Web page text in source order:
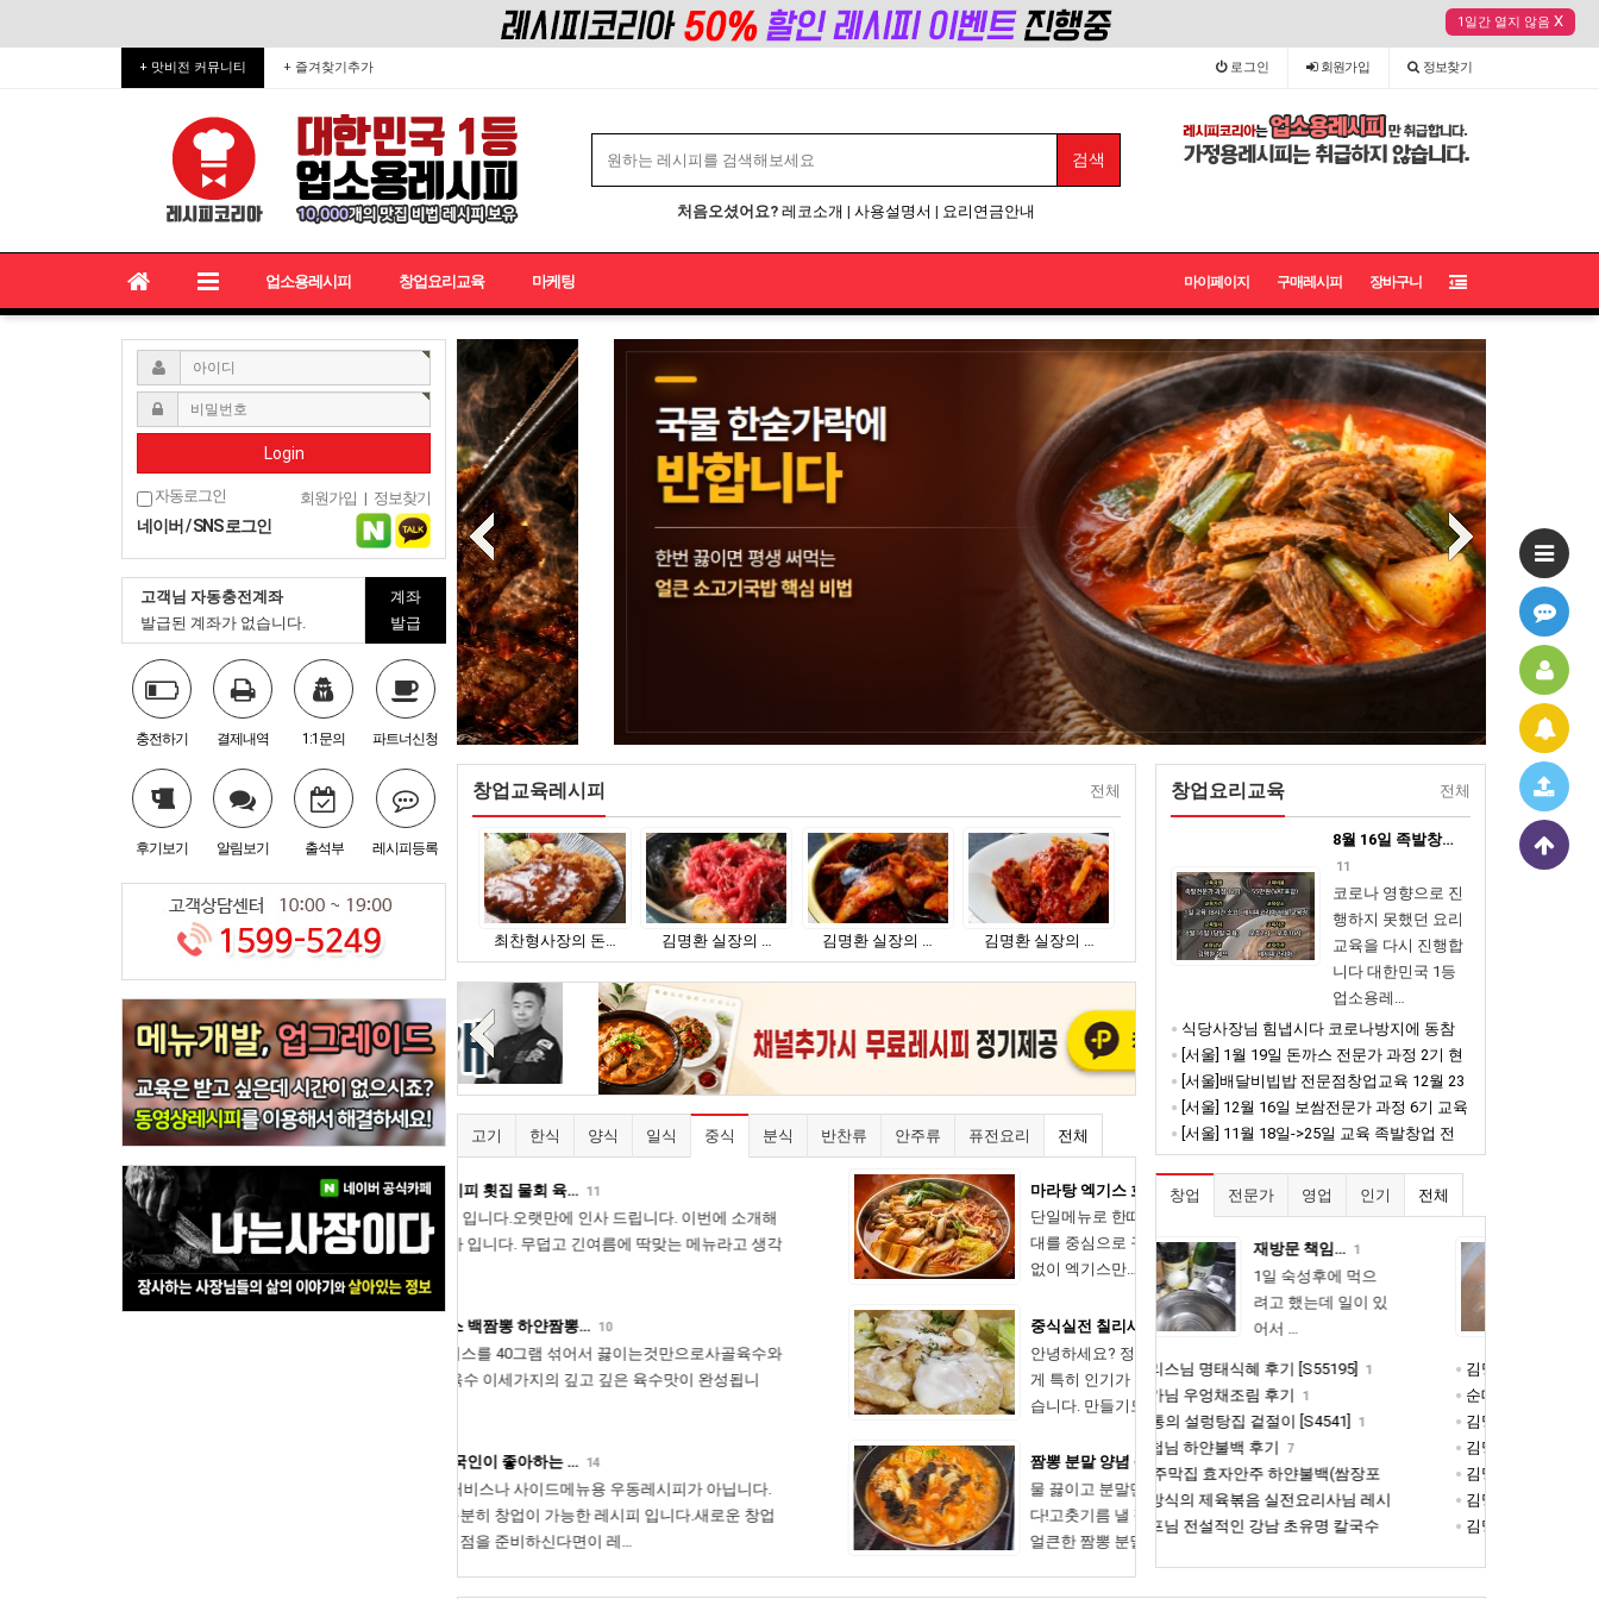
업소용레시피·식당레시피 전문 레시피코리아 | 레시피연구소 소스개발·소스카피·배
1일간 열지 않음 X
+ 맛비전 커뮤니티 + 즐겨찾기추가 로그인 회원가입 정보찾기
처음오셨어요? 레코소개 | 사용설명서 | 요리연금안내
마이페이지 구매레시피 장바구니
업소용레시피 창업요리교육 마케팅
Login
자동로그인 회원가입 | 정보찾기
네이버 / SNS 로그인
고객님 자동충전계좌
발급된 계좌가 없습니다.
계좌
발급
충전하기 결제내역 1:1문의 파트너신청
후기보기 알림보기 출석부 레시피등록
창업교육레시피 전체
김명환 실장의 … 김명환 실장의 … 김명환 실장의 … 김명환 실장의 … 김명환 실장의 … 정보철의 이자카…
고기 한식 양식 일식 중식 분식 반찬류 안주류 퓨전요리 전체
회소바 레시피 횟집 물회 육…
~ 밥쟁이 입니다.오랫만에 인사 드립니다. 이번에 소개해
물회소바 입니다. 무덥고 긴여름에 딱맞는 메뉴라고 생각
마라탕 엑기스 호불호 없는 마라탕을 …
단일메뉴로 한때 큰 붐을 일으켰던 마라탕은 지금도 10~20대 젊은 세
대를 중심으로 꾸준히 사랑받는 메뉴입니다. 이 레시피는 복잡한 공정
중식실전 칠리새우와 레몬크림새우 소스… 4
안녕하세요? 정셰프입니다.오늘은 중식메뉴 중에서도 여성분들에
게 특히 인기가 많은 칠리새우와 레몬크림새우 소스를 소개해드리겠
짬뽕 분말 양념 이제 중식도 라면처럼… 29
물 끓이고 분말만 넣으면…?짬뽕 전문점 맛, 이젠 간편하게 완성됩니
다!고춧기름 낼 필요도, 육수 뽑을 필요도 없습니다.누구나 간편하게
[동영상]꼬마김밥 프차보다 맛있
1달뒤 다운수가 많아지면 금액자
게되면~이 레시피는 사라질수 있
시피입니다. 프랜차이즈보다 맛…
아는 맛이 가장 무서운 법 정셰프
는 대한민국 대표 길거리 메뉴 판
분식 디저트 1탄)전설의 남대문
안녕하세요 캘리스쉐프입니다. 그
설의 남대문 XX호떡 디테일 레시
료)비법 을 공개합니다…
창업요리교육 전체
8월 16일 족발창…
11
코로나 영향으로 진
행하지 못했던 요리
교육을 다시 진행합
니다 대한민국 1등
업소용레…
식당사장님 힘냅시다 코로나방지에 동참
하기 위해서 당분간 창업교육은 .. 5
[서울] 1월 19일 돈까스 전문가 과정 2기 현
직사장님에게 배운다 !! 10
[서울]배달비빕밥 전문점창업교육 12월 23
일 진행[교육마감] 14
[서울] 12월 16일 보쌈전문가 과정 6기 교육
마감되었습니다 11
[서울] 11월 18일->25일 교육 족발창업 전
문가 과정 11기 진행[마감되었습니다] 25
창업 전문가 영업 인기 전체
고수 유명X… 1
안녕하세요 오늘은
여름철대비 … 1
역시…
가게1위 판매입니다 [P80993]
미역오이냉국 [P0017]
쉐프 켄짱님의 콩나물 무침 분말 [P83642]
고기집 매출을 상승시켜주는 종가집할머니
표 열무물김치 [P72743]
1
재방문 책임… 1
1일 숙성후에 먹으
어서 …
쉐프캘리스님 명태식혜 후기 [S55195]
쉐프본가님 우엉채조림 후기
30년전통의 설렁탕집 겉절이 [S4541]
한상대첩님 하얀불백 후기 7
영등포 주막집 효자안주 하얀불백(쌈장포
함) [P65184] 1
재우는방식의 제육볶음 실전요리사님 레시
피 [P71509] 1
임달쉐프님 전설적인 강남 초유명 칼국수
집 김치다데기. [S32416] 1
뼈해장국 감…
업장에서 계속 써오
던 뼈해장국 감자탕
김명환 실장님 해물쫄순이 1
순대국밥 돼지국밥 창업레시피
김명환 실장의 대박집 떡볶이
김명환 실장님 즉석떡볶이
김명환실장님의 쫄순이 1
김명환실장님 쫄순이 1
김명환 실장님의 쫄순이 1